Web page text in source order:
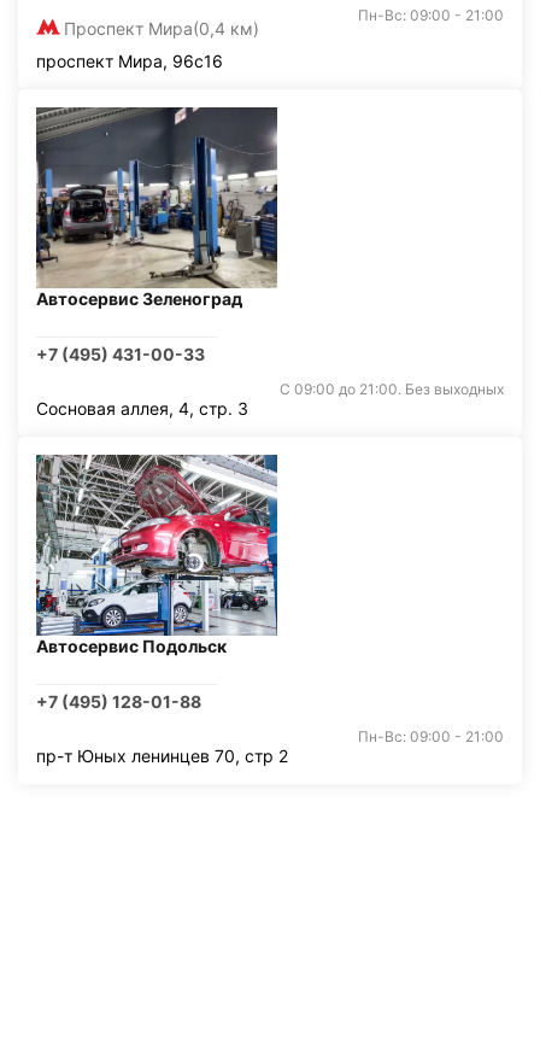
Проспект Мира(0,4 км)
Пн-Вс: 09:00 - 21:00
проспект Мира, 96с16
Автосервис Зеленоград
+7 (495) 431-00-33
С 09:00 до 21:00. Без выходных
Сосновая аллея, 4, стр. 3
Автосервис Подольск
+7 (495) 128-01-88
Пн-Вс: 09:00 - 21:00
пр-т Юных ленинцев 70, стр 2